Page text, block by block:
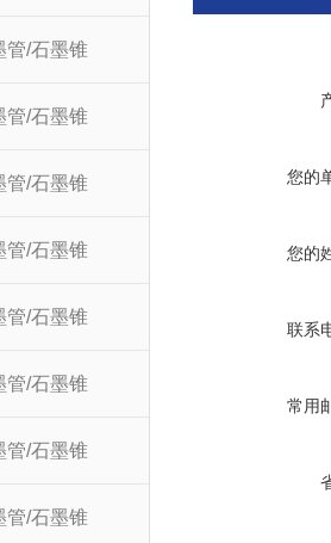
管/石墨锥
管/石墨锥
管/石墨锥
管/石墨锥
管/石墨锥
管/石墨锥
管/石墨锥
管/石墨锥
您的
您的
联系
常用